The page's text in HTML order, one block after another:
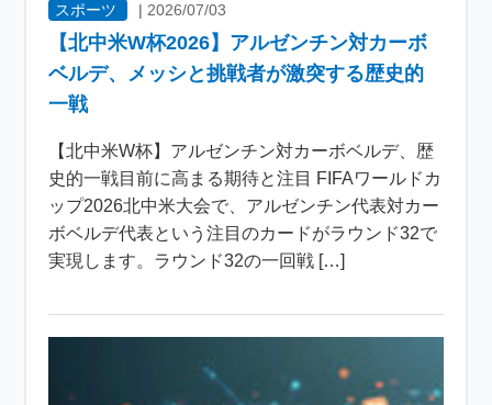
スポーツ |2026/07/03
【北中米W杯2026】アルゼンチン対カーボ
ベルデ、メッシと挑戦者が激突する歴史的
一戦
【北中米W杯】アルゼンチン対カーボベルデ、歴
史的一戦目前に高まる期待と注目 FIFAワールドカ
ップ2026北中米大会で、アルゼンチン代表対カー
ボベルデ代表という注目のカードがラウンド32で
実現します。ラウンド32の一回戦 […]